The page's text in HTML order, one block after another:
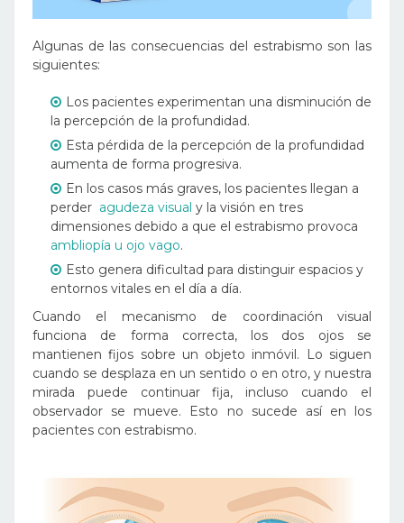
Algunas de las consecuencias del estrabismo son las
siguientes:
Los pacientes experimentan una disminución de
la percepción de la profundidad.
Esta pérdida de la percepción de la profundidad
aumenta de forma progresiva.
En los casos más graves, los pacientes llegan a
perder agudeza visual y la visión en tres
dimensiones debido a que el estrabismo provoca
ambliopía u ojo vago.
Esto genera dificultad para distinguir espacios y
entornos vitales en el día a día.
Cuando el mecanismo de coordinación visual
funciona de forma correcta, los dos ojos se
mantienen fijos sobre un objeto inmóvil. Lo siguen
cuando se desplaza en un sentido o en otro, y nuestra
mirada puede continuar fija, incluso cuando el
observador se mueve. Esto no sucede así en los
pacientes con estrabismo.